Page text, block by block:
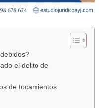
el delito de
de tocamientos